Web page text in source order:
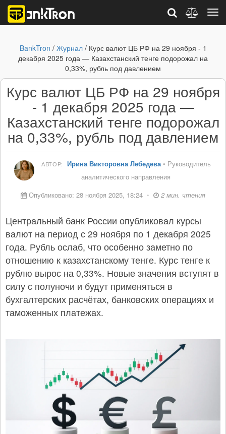
BankTron / Журнал/ Курс валют ЦБ РФ на 29 ноября - 1
декабря 2025 года — Казахстанский тенге подорожал на
0,33%, рубль под давлением
Курс валют ЦБ РФ на 29 ноября
- 1 декабря 2025 года —
Казахстанский тенге подорожал
на 0,33%, рубль под давлением
АВТОР: Ирина Викторовна Лебедева• Руководитель
аналитического направления
Опубликовано: 28 ноября 2025, 18:24 • 2 мин. чтения
Центральный банк России опубликовал курсы
валют на период с 29 ноября по 1 декабря 2025
года. Рубль ослаб, что особенно заметно по
отношению к казахстанскому тенге. Курс тенге к
рублю вырос на 0,33%. Новые значения вступят в
силу с полуночи и будут применяться в
бухгалтерских расчётах, банковских операциях и
таможенных платежах.